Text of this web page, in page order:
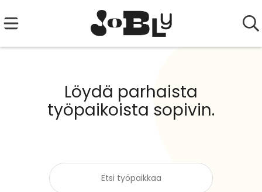
Löydä parhaista
työpaikoista sopivin.